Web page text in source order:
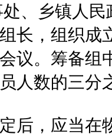
、乡镇人
长，组织成
议。筹备组
人数的三分
后，应当在